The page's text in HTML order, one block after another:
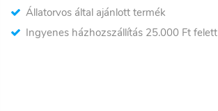
Állatorvos által ajánlott termék
Ingyenes házhozszállítás 25.000 Ft felett